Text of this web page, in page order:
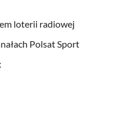
loterii radiowej
Polsat Sport